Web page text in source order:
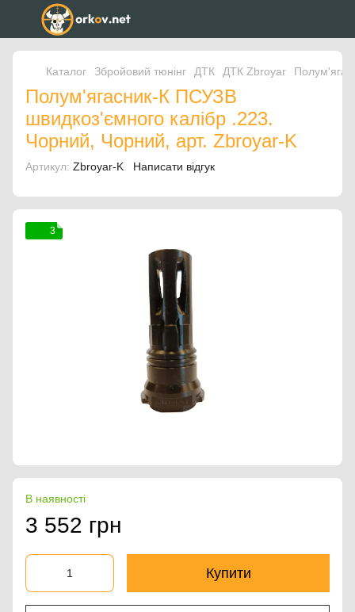
Каталог Збройовий тюнінг ДТК ДТК Zbroyar
Полум'ягасник-К ПСУЗВ
швидкоз'ємного калібр .223.
Чорний, Чорний, арт. Zbroyar-K
Артикул: Zbroyar-K Написати відгук
3
В наявності
3 552 грн
Купити